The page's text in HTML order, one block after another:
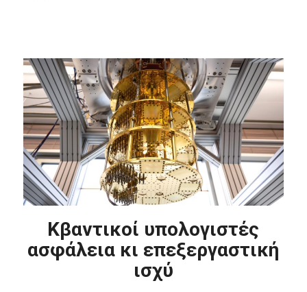
Κβαντικοί υπολογιστές
ασφάλεια κι επεξεργαστική
ισχύ